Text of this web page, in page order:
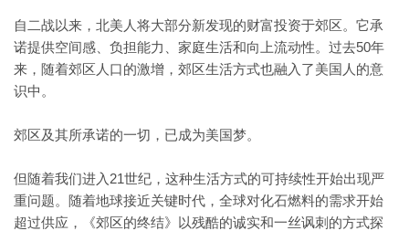
自二战以来，北美人将大部分新发现的财富投资于郊区。它承
诺提供空间感、负担能力、家庭生活和向上流动性。过去50年
来，随着郊区人口的激增，郊区生活方式也融入了美国人的意
识中。
郊区及其所承诺的一切，已成为美国梦。
但随着我们进入21世纪，这种生活方式的可持续性开始出现严
重问题。随着地球接近关键时代，全球对化石燃料的需求开始
超过供应，《郊区的终结》以残酷的诚实和一丝讽刺的方式探